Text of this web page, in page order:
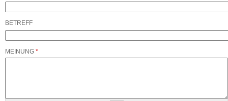
BETREFF
MEINUNG *